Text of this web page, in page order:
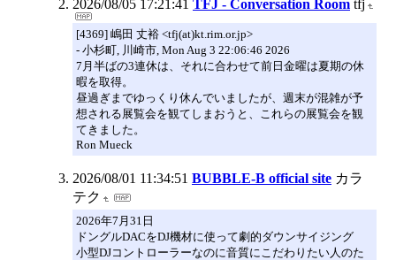
2026/08/05 17:21:41 TFJ - Conversation Room tfj
[4369] 嶋田 丈裕 <tfj(at)kt.rim.or.jp>
- 小杉町, 川崎市, Mon Aug 3 22:06:46 2026
7月半ばの3連休は、それに合わせて前日金曜は夏期の休
暇を取得。
昼過ぎまでゆっくり休んでいましたが、週末が混雑が予
想される展覧会を観てしまおうと、これらの展覧会を観
てきました。
Ron Mueck
2026/08/01 11:34:51 BUBBLE-B official site カラ
テク
2026年7月31日
ドングルDACをDJ機材に使って劇的ダウンサイジング
小型DJコントローラーなのに音質にこだわりたい人のた